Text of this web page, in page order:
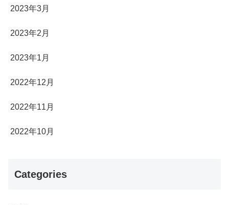
2023年3月
2023年2月
2023年1月
2022年12月
2022年11月
2022年10月
Categories